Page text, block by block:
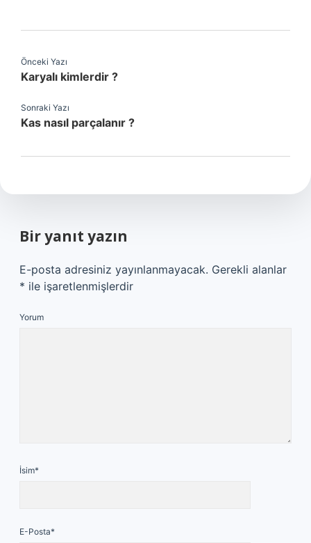
Önceki Yazı
Karyalı kimlerdir ?
Sonraki Yazı
Kas nasıl parçalanır ?
Bir yanıt yazın
E-posta adresiniz yayınlanmayacak. Gerekli alanlar
* ile işaretlenmişlerdir
Yorum
İsim*
E-Posta*